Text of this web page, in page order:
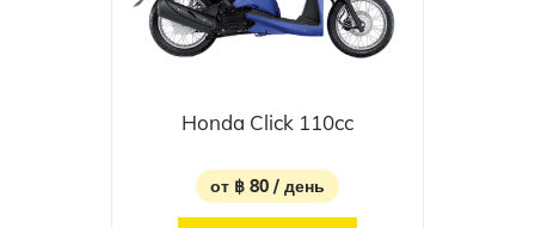
Honda Click 110cc
от ฿ 80 / день